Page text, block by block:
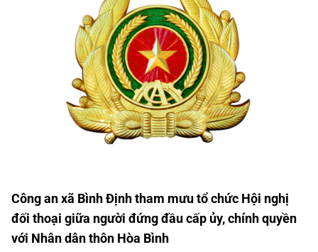
Công an xã Bình Định tham mưu tổ chức Hội nghị
đối thoại giữa người đứng đầu cấp ủy, chính quyền
với Nhân dân thôn Hòa Bình